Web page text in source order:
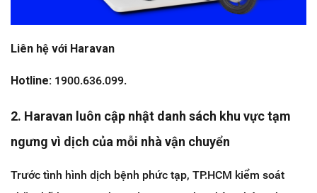
Liên hệ với Haravan
Hotline: 1900.636.099.
2. Haravan luôn cập nhật danh sách khu vực tạm
ngưng vì dịch của mỗi nhà vận chuyển
Trước tình hình dịch bệnh phức tạp, TP.HCM kiểm soát